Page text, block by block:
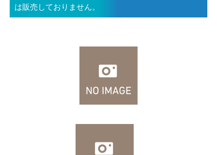
は販売しておりません。